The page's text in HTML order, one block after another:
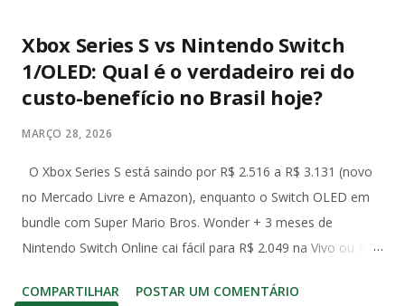
Xbox Series S vs Nintendo Switch
1/OLED: Qual é o verdadeiro rei do
custo-benefício no Brasil hoje?
MARÇO 28, 2026
O Xbox Series S está saindo por R$ 2.516 a R$ 3.131 (novo
no Mercado Livre e Amazon), enquanto o Switch OLED em
bundle com Super Mario Bros. Wonder + 3 meses de
Nintendo Switch Online cai fácil para R$ 2.049 na Vivo ou R$
original de 2017) aparece em promoções ainda mais baixas,
COMPARTILHAR POSTAR UM COMENTÁRIO